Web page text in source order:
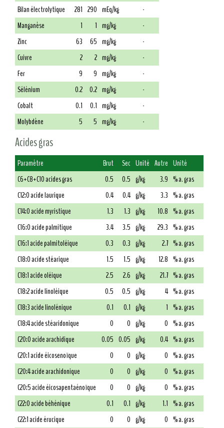
Bilan électrolytique
281 290 mEq/kg
-
Manganèse
1 1 mg/kg
-
Zinc
63 65 mg/kg
-
Cuivre
2 2 mg/kg
-
Fer
9 9 mg/kg
-
Sélénium
0.2 0.2 mg/kg
-
Cobalt
0.1 0.1 mg/kg
-
Molybdène
5 5 mg/kg -
Acides gras
Paramètre Brut Sec Unité Autre Unité
C6+C8+C10 acides gras
0.5 0.5 g/kg 3.9 % a. gras
C12:0 acide laurique
0.4 0.4 g/kg 3.3 % a. gras
C14:0 acide myristique
1.3 1.3 g/kg 10.8 % a. gras
C16:0 acide palmitique
3.4 3.5 g/kg 29.3 % a. gras
C16:1 acide palmitoléique
0.3 0.3 g/kg 2.7 % a. gras
C18:0 acide stéarique
1.5 1.5 g/kg 12.8 % a. gras
C18:1 acide oléique
2.5 2.6 g/kg 21.7 % a. gras
C18:2 acide linoléique
0.5 0.5 g/kg 4 % a. gras
C18:3 acide linolénique
0.1 0.1 g/kg 1 % a. gras
C18:4 acide stéaridonique
0 0 g/kg 0 % a. gras
C20:0 acide arachidique
0.05 0.05 g/kg 0.4 % a. gras
C20:1 acide éicosenoïque
0 0 g/kg 0 % a. gras
C20:4 acide arachidonique
0 0 g/kg 0 % a. gras
C20:5 acide éicosapentaénoïque
0 0 g/kg 0 % a. gras
C22:0 acide béhénique
0.1 0.1 g/kg 1.1 % a. gras
C22:1 acide érucique
0 0 g/kg 0 % a. gras